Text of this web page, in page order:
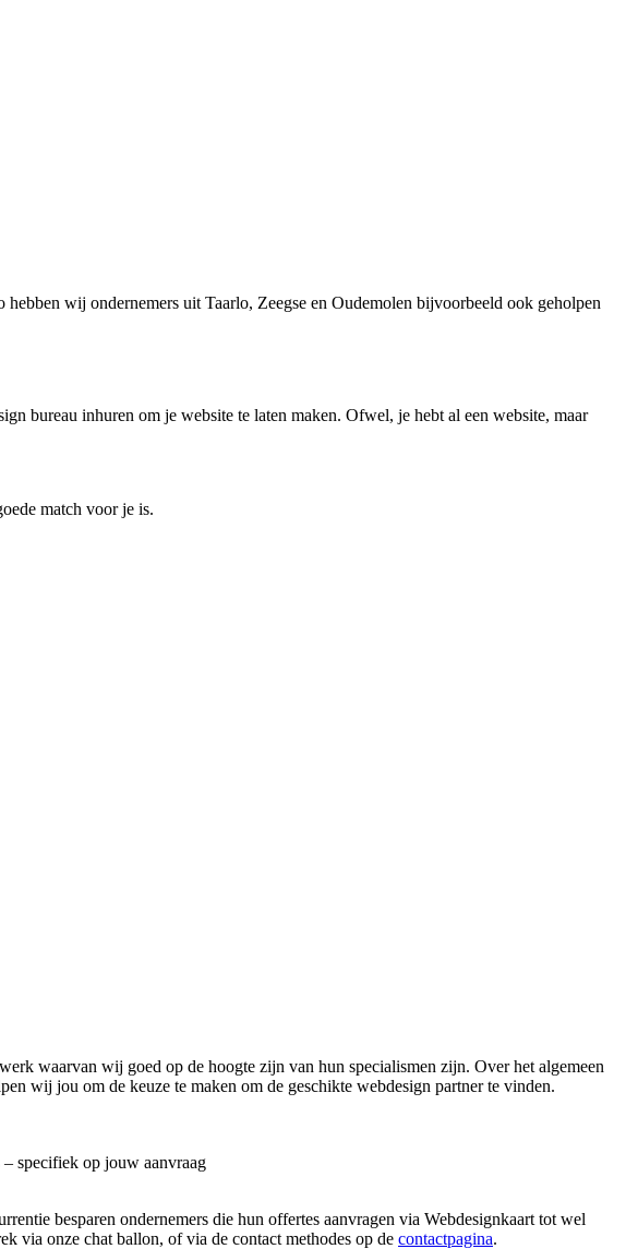
wij ondernemers uit Taarlo, Zeegse en Oudemolen bijvoorbeeld ook geholpen
bureau inhuren om je website te laten maken. Ofwel, je hebt al een website, maar
match voor je is.
waarvan wij goed op de hoogte zijn van hun specialismen zijn. Over het algemeen
wij jou om de keuze te maken om de geschikte webdesign partner te vinden.
specifiek op jouw aanvraag
besparen ondernemers die hun offertes aanvragen via Webdesignkaart tot wel
via onze chat ballon, of via de contact methodes op de contactpagina.